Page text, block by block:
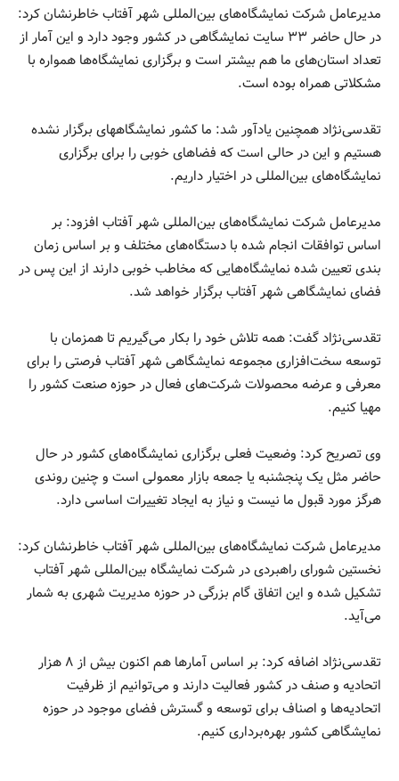
مدیرعامل شرکت نمایشگاه‌های بین‌المللی شهر آفتاب خاطرنشان کرد:
در حال حاضر ۳۳ سایت نمایشگاهی در کشور وجود دارد و این آمار از
تعداد استان‌های ما هم بیشتر است و برگزاری نمایشگاه‌ها همواره با
مشکلاتی همراه بوده است.
تقدسی‌نژاد همچنین یادآور شد: ما کشور نمایشگاههای برگزار نشده
هستیم و این در حالی است که فضاهای خوبی را برای برگزاری
نمایشگاه‌های بین‌المللی در اختیار داریم.
مدیرعامل شرکت نمایشگاه‌های بین‌المللی شهر آفتاب افزود: بر
اساس توافقات انجام شده با دستگاه‌های مختلف و بر اساس زمان
بندی تعیین شده نمایشگاه‌هایی که مخاطب خوبی دارند از این پس در
فضای نمایشگاهی شهر آفتاب برگزار خواهد شد.
تقدسی‌نژاد گفت: همه تلاش خود را بکار می‌گیریم تا همزمان با
توسعه سخت‌افزاری مجموعه نمایشگاهی شهر آفتاب فرصتی را برای
معرفی و عرضه محصولات شرکت‌های فعال در حوزه صنعت کشور را
مهیا کنیم.
وی تصریح کرد: وضعیت فعلی برگزاری نمایشگاه‌های کشور در حال
حاضر مثل یک پنجشنبه یا جمعه بازار معمولی است و چنین روندی
هرگز مورد قبول ما نیست و نیاز به ایجاد تغییرات اساسی دارد.
مدیرعامل شرکت نمایشگاه‌های بین‌المللی شهر آفتاب خاطرنشان کرد:
نخستین شورای راهبردی در شرکت نمایشگاه بین‌المللی شهر آفتاب
تشکیل شده و این اتفاق گام بزرگی در حوزه مدیریت شهری به شمار
می‌آید.
تقدسی‌نژاد اضافه کرد: بر اساس آمارها هم اکنون بیش از ۸ هزار
اتحادیه و صنف در کشور فعالیت دارند و می‌توانیم از ظرفیت
اتحادیه‌ها و اصناف برای توسعه و گسترش فضای موجود در حوزه
نمایشگاهی کشور بهره‌برداری کنیم.